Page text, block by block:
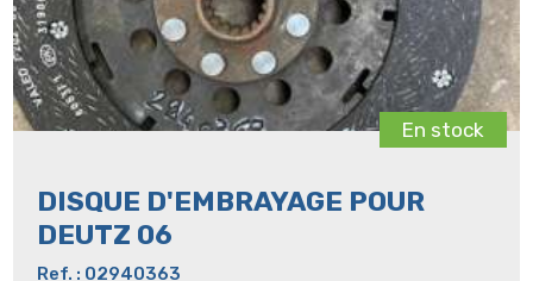
En stock
DISQUE D'EMBRAYAGE POUR
DEUTZ 06
Ref. : 02940363